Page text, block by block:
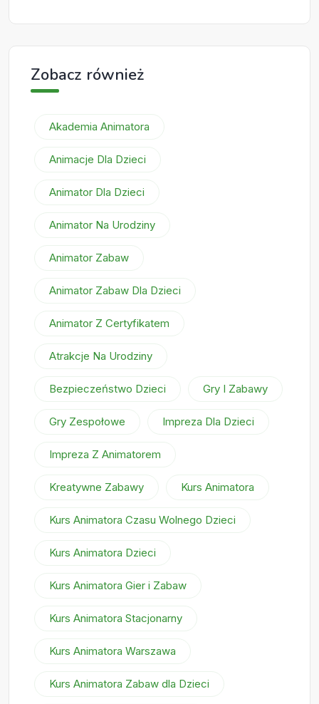
Zobacz również
Akademia Animatora
Animacje Dla Dzieci
Animator Dla Dzieci
Animator Na Urodziny
Animator Zabaw
Animator Zabaw Dla Dzieci
Animator Z Certyfikatem
Atrakcje Na Urodziny
Bezpieczeństwo Dzieci Gry I Zabawy
Gry Zespołowe Impreza Dla Dzieci
Impreza Z Animatorem
Kreatywne Zabawy Kurs Animatora
Kurs Animatora Czasu Wolnego Dzieci
Kurs Animatora Dzieci
Kurs Animatora Gier i Zabaw
Kurs Animatora Stacjonarny
Kurs Animatora Warszawa
Kurs Animatora Zabaw dla Dzieci